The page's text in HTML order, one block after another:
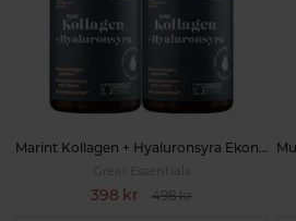
Marint Kollagen + Hyaluronsyra Ekonomipack 2x120k
Great Essentials
398 kr 498 kr